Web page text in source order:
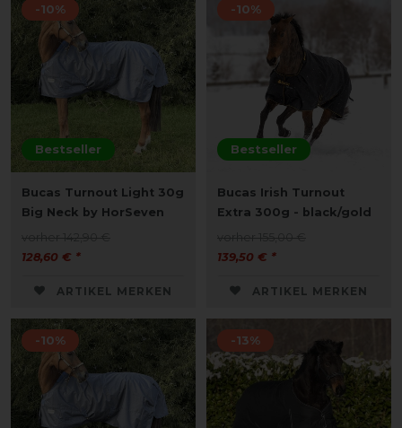
Bestseller
-10%
Bucas Turnout Light 30g
Big Neck by HorSeven
128,60 € *
ARTIKEL MERKEN
Bestseller
-10%
Bucas Irish Turnout
Extra 300g - black/gold
139,50 € *
ARTIKEL MERKEN
-10% -13%